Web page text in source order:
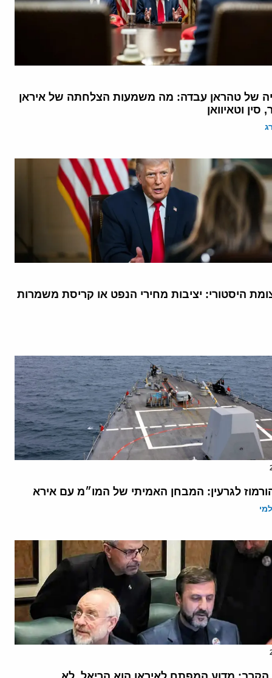
של טהראן עבדה: מה משמעות הצלחתה של איראן
סין וטאיוואן
היסטורי: יציבות מחירי הנפט או קריסת משמרות
הורמוז לגרעין: המבחן האמיתי של המו״מ עם אירא